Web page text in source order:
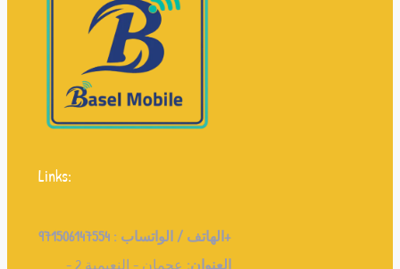
Links:
الهاتف / الواتساب :971506147554+
العنوان:
عجمان - النعيمية 2 -